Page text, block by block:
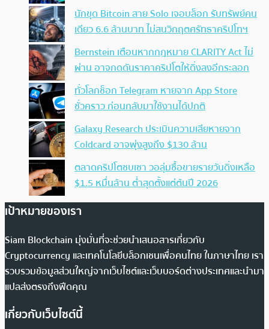
นักขุด Bitcoin สาย Solo เจอบล็อก รับทรัพย์คน
เดียว 6.6 ล้านบาท ไม่สนวิกฤตศรัทธาคริปโทฯ
Bernstein เตือนหากกฎหมาย CLARITY Act ไม่
ผ่าน อาจกดดันราคาคริปโตให้ดิ่งลงอีกระลอก
ทั่วโลกช็อก Telegram หายจาก App Store
ชั่วคราว ก่อนกลับมาใช้งานได้ปกติ
Galaxy Research ประเมินความเสียหายจาก
Coldcard อาจพุ่งสูงถึง $130 ล้าน
ตลาดคริปโตซบเซา วอลุ่มซื้อขายรายวันดิ่งเหลือ
$1.5 หมื่นล้าน ต่ำสุดตั้งแต่ต้นปี 2026
เป้าหมายของเรา
Siam Blockchain มุ่งมั่นที่จะช่วยนำเสนอสารเกี่ยวกับ
Cryptocurrency และเทคโนโลยีบล็อกเชนเพื่อคนไทย ในภาษาไทย เรา
รวบรวมข้อมูลส่วนใหญ่จากเว็บไซต์และเว็บบอร์ดต่างประเทศและนำมา
แปลส่งตรงถึงฟีดคุณ
เกี่ยวกับเว็บไซต์นี้